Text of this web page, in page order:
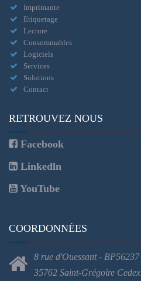
Imprimante
Etiquetage
Lecture
Consommables
Logiciels
Services
Solutions
Contact
RETROUVEZ NOUS
Facebook
Linkedln
YouTube
COORDONNÉES
8 rue d'Ouessant - BP56237
35762 Saint-Grégoire Cedex